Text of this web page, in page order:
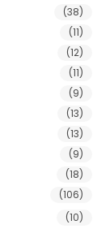
(38)
(11)
(12)
(11)
(9)
(13)
(13)
(9)
(18)
(106)
(10)